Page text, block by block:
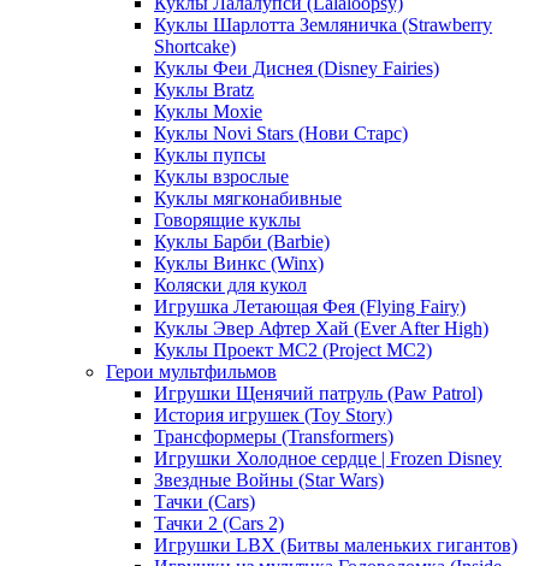
Куклы Шарлотта Земляничка (Strawberry
Shortcake)
Куклы Феи Диснея (Disney Fairies)
Куклы Bratz
Куклы Moxie
Куклы Novi Stars (Нови Старс)
Куклы пупсы
Куклы взрослые
Куклы мягконабивные
Говорящие куклы
Куклы Барби (Barbie)
Куклы Винкс (Winx)
Коляски для кукол
Игрушка Летающая Фея (Flying Fairy)
Куклы Эвер Афтер Хай (Ever After High)
Куклы Проект МС2 (Project MC2)
Герои мультфильмов
Игрушки Щенячий патруль (Paw Patrol)
История игрушек (Toy Story)
Трансформеры (Transformers)
Игрушки Холодное сердце | Frozen Disney
Звездные Войны (Star Wars)
Тачки (Cars)
Тачки 2 (Cars 2)
Игрушки LBX (Битвы маленьких гигантов)